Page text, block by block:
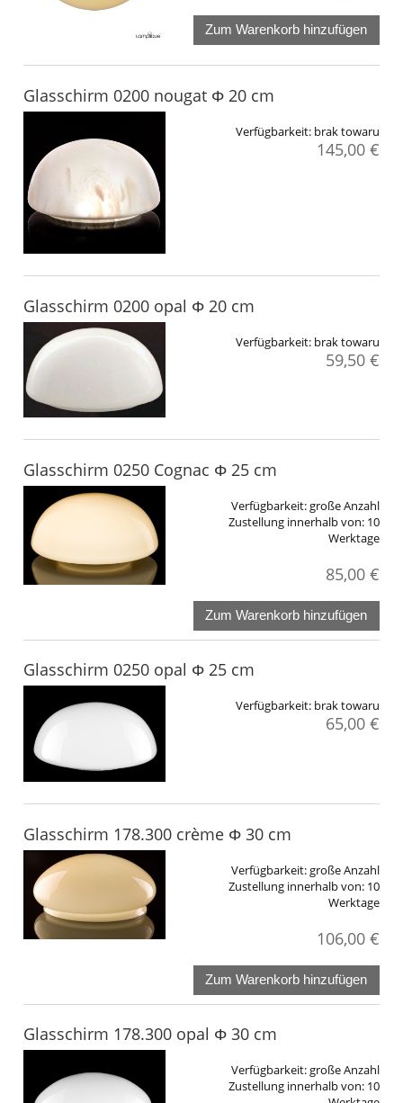
Zum Warenkorb hinzufügen
Glasschirm 0200 nougat Φ 20 cm
Verfügbarkeit: brak towaru
145,00 €
Glasschirm 0200 opal Φ 20 cm
Verfügbarkeit: brak towaru
59,50 €
Glasschirm 0250 Cognac Φ 25 cm
Verfügbarkeit:große Anzahl
Zustellung innerhalb von: 10
Werktage
85,00 €
Zum Warenkorb hinzufügen
Glasschirm 0250 opal Φ 25 cm
Verfügbarkeit: brak towaru
65,00 €
Glasschirm 178.300 crème Φ 30 cm
Verfügbarkeit:große Anzahl
Zustellung innerhalb von: 10
Werktage
106,00 €
Zum Warenkorb hinzufügen
Glasschirm 178.300 opal Φ 30 cm
Verfügbarkeit:große Anzahl
Zustellung innerhalb von: 10